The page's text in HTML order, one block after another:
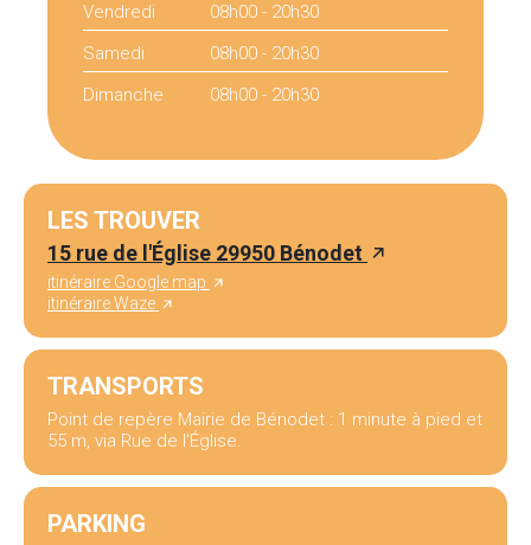
Vendredi
08h00 - 20h30
Samedi
08h00 - 20h30
Dimanche
08h00 - 20h30
LES TROUVER
15 rue de l'Église 29950 Bénodet
itinéraire Google map
itinéraire Waze
TRANSPORTS
Point de repère Mairie de Bénodet : 1 minute à pied et
55 m, via Rue de l'Église.
PARKING